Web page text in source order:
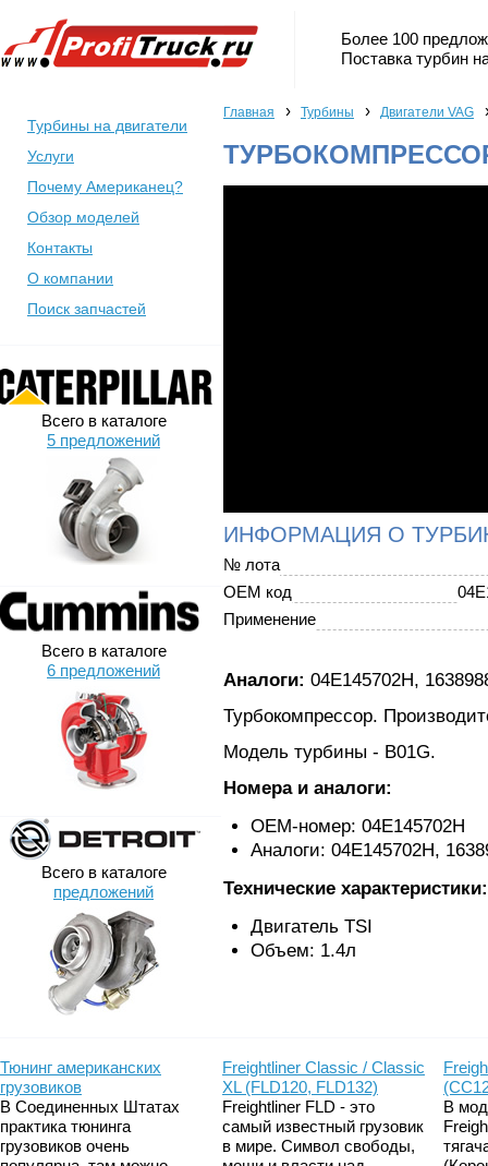
Более 100
Поставка турбин
Турбины на двигатели
Услуги
Почему Американец?
Обзор моделей
Контакты
О компании
Поиск запчастей
Всего в каталоге
5 предложений
Всего в каталоге
6 предложений
Всего в каталоге
предложений
Главная › Турбины › Двигатели VAG
ТУРБОКОМПРЕССОР
ИНФОРМАЦИЯ О
№ лота
OEM код
Применение
Аналоги: 04E145702H,
Турбокомпрессор.
Модель турбины - B01G.
Номера и аналоги:
ОЕМ-номер: 04E145702H
Аналоги: 04E145702H,
Технические характеристики:
Двигатель TSI
Объем: 1.4л
Тюнинг американских
грузовиков
В Соединенных Штатах
практика тюнинга
грузовиков очень
Freightliner Classic / Classic
XL (FLD120, FLD132)
Freightliner FLD - это
самый известный грузовик
в мире. Символ свободы,
В